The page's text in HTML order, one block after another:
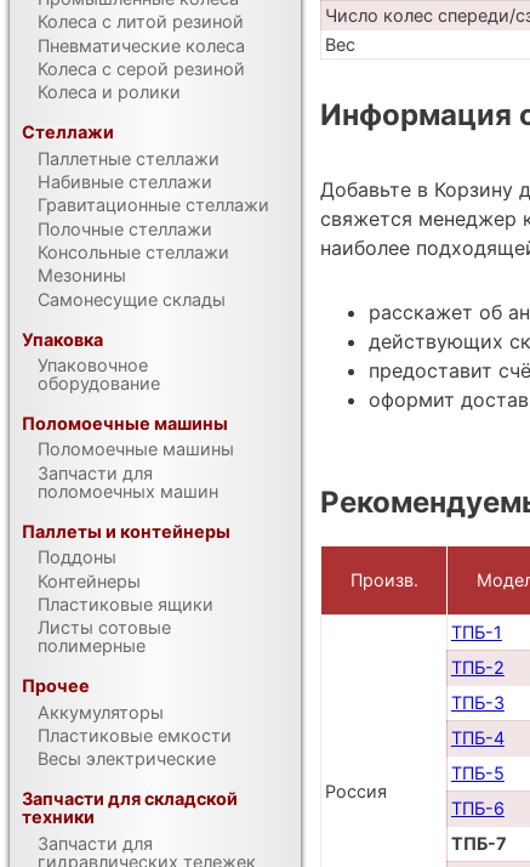
Число колес спереди/
Вес
Информация
Добавьте в Корзину
свяжется менеджер
наиболее
расскажет об
действующих
предоставит
оформит
Произв.
Россия
ТПБ-1
ТПБ-2
ТПБ-3
ТПБ-4
ТПБ-5
ТПБ-6
ТПБ-7
Колеса с литой резиной
Пневматические колеса
Колеса с серой резиной
Колеса и ролики
Стеллажи
Паллетные стеллажи
Набивные стеллажи
Гравитационные стеллажи
Полочные стеллажи
Консольные стеллажи
Мезонины
Самонесущие склады
Упаковка
Упаковочное
оборудование
Поломоечные машины
Поломоечные машины
Запчасти для
поломоечных машин
Паллеты и контейнеры
Поддоны
Контейнеры
Пластиковые ящики
Листы сотовые
полимерные
Прочее
Аккумуляторы
Пластиковые емкости
Весы электрические
Запчасти для складской
техники
Запчасти для
гидравлических тележек